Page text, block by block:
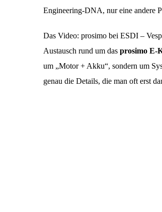
Engineering-DNA, nur eine andere
Das Video: prosimo bei ESDI –
Austausch rund um das prosimo E-
um „Motor + Akku“, sondern um
genau die Details, die man oft erst